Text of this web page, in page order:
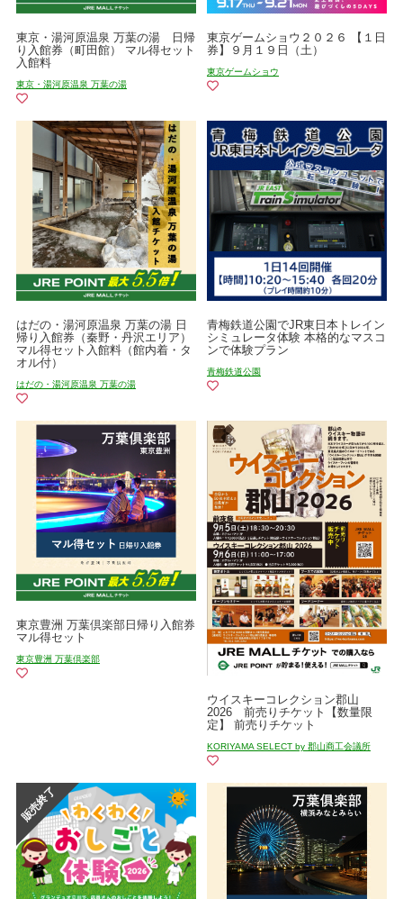
東京・湯河原温泉 万葉の湯 日帰
り入館券（町田館） マル得セット
入館料
東京・湯河原温泉 万葉の湯
東京ゲームショウ２０２６ 【１日
券】９月１９日（土）
東京ゲームショウ
はだの・湯河原温泉 万葉の湯 日
帰り入館券（秦野・丹沢エリア）
マル得セット入館料（館内着・タ
オル付）
はだの・湯河原温泉 万葉の湯
青梅鉄道公園でJR東日本トレイン
シミュレータ体験 本格的なマスコ
ンで体験プラン
青梅鉄道公園
東京豊洲 万葉倶楽部日帰り入館券
マル得セット
東京豊洲 万葉倶楽部
ウイスキーコレクション郡山
2026 前売りチケット【数量限
定】 前売りチケット
KORIYAMA SELECT by 郡山商工会議所